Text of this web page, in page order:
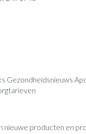
Gezondheidsnieuws
nieuwe producten en